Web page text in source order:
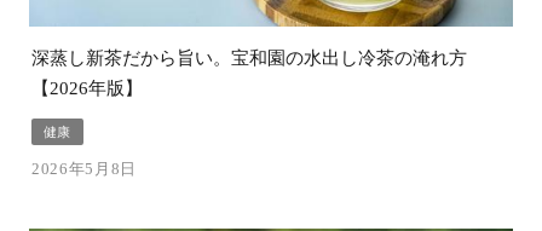
深蒸し新茶だから旨い。宝和園の水出し冷茶の淹れ方
【2026年版】
健康
2026年5月8日